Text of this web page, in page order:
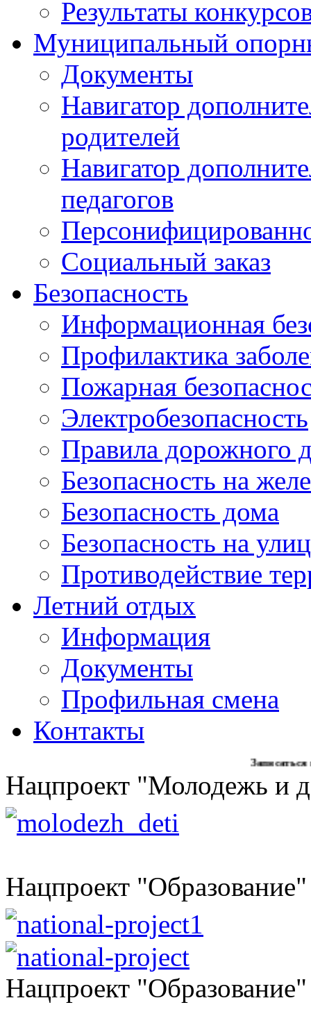
Результаты
Муниципальный
Документы
Навигатор
родителей
Навигатор
педагогов
Социальный заказ
Безопасность
Информационная
Профилактика
Пожарная
Электробезопасность
Правила дорожного
Безопасность на
Безопасность дома
Безопасность на
Противодействие
Летний отдых
Информация
Документы
Профильная смена
Контакты
Записаться на
Нацпроект "Молодежь и
Нацпроект "Образование"
Нацпроект "Образование"